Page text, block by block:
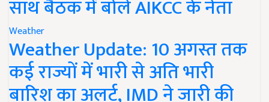
साथ बैठक में बोले AIKCC के नेता
Weather
Weather Update: 10 अगस्त तक
कई राज्यों में भारी से अति भारी
बारिश का अलर्ट, IMD ने जारी की